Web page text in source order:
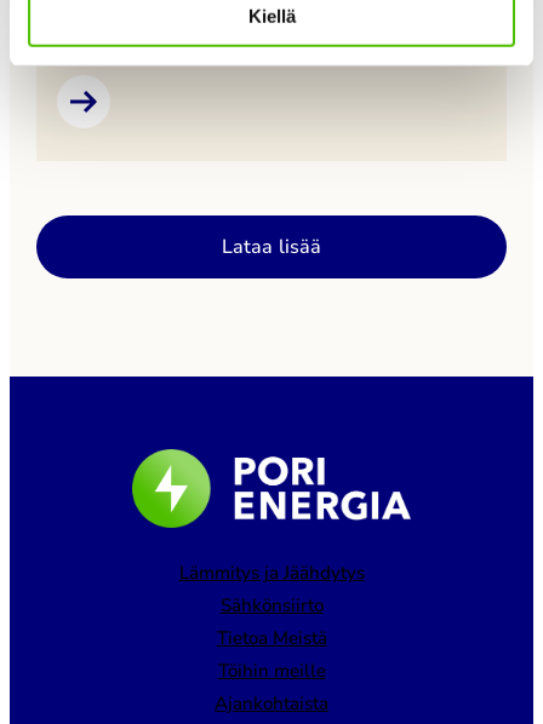
Kiellä
15.6.2026. KaukoLine on ollut Pori Energian
kaukolämmön asiakkaiden asiointipalvelu, jossa on
voinut seurata lämmönkulutusta, tarkastella
laskutietoja sekä päivittää omia yhteystietoja.
käyttöön uudistetun kaukolämmön asiointipalvelun
Lataa lisää
Lämmitys ja Jäähdytys
Sähkönsiirto
Tietoa Meistä
Töihin meille
Ajankohtaista